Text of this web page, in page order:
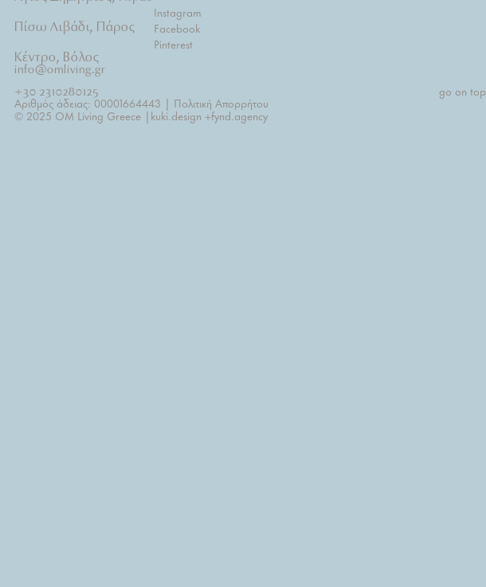
Πίσω Λιβάδι, Πάρος
Κέντρο, Βόλος
Instagram
Facebook
Pinterest
info@omliving.gr
+30 2310280125
Αριθμός άδειας: 00001664443 | Πολιτική Απορρήτου
© 2025 OM Living Greece |
kuki.design +fynd.agency
go on top